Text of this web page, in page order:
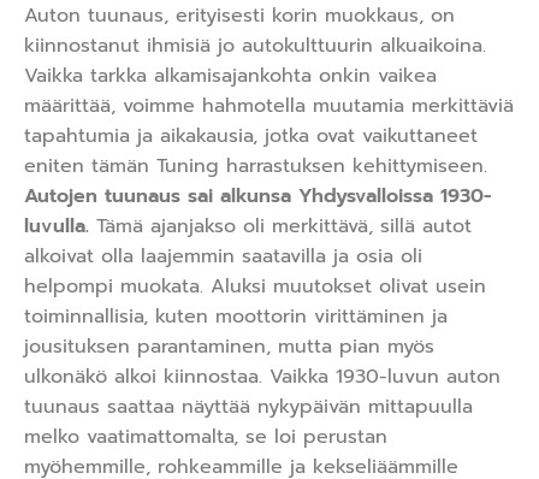
Auton tuunaus, erityisesti korin muokkaus, on
kiinnostanut ihmisiä jo autokulttuurin alkuaikoina.
Vaikka tarkka alkamisajankohta onkin vaikea
määrittää, voimme hahmotella muutamia merkittäviä
tapahtumia ja aikakausia, jotka ovat vaikuttaneet
eniten tämän Tuning harrastuksen kehittymiseen.
Autojen tuunaus sai alkunsa Yhdysvalloissa 1930-
luvulla. Tämä ajanjakso oli merkittävä, sillä autot
alkoivat olla laajemmin saatavilla ja osia oli
helpompi muokata. Aluksi muutokset olivat usein
toiminnallisia, kuten moottorin virittäminen ja
jousituksen parantaminen, mutta pian myös
ulkonäkö alkoi kiinnostaa. Vaikka 1930-luvun auton
tuunaus saattaa näyttää nykypäivän mittapuulla
melko vaatimattomalta, se loi perustan
myöhemmille, rohkeammille ja kekseliäämmille